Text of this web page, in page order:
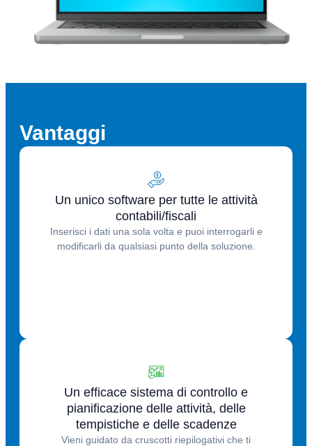
Vantaggi
Un unico software per tutte le attività
contabili/fiscali
Inserisci i dati una sola volta e puoi interrogarli e
modificarli da qualsiasi punto della soluzione.
Un efficace sistema di controllo e
pianificazione delle attività, delle
tempistiche e delle scadenze
Vieni guidato da cruscotti riepilogativi che ti